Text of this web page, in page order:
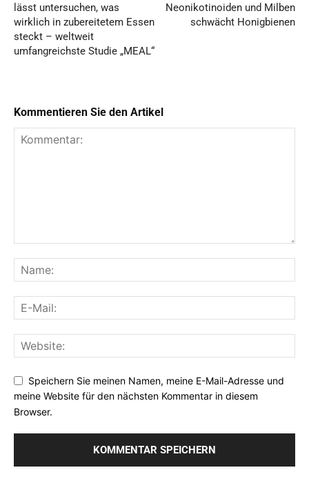
lässt untersuchen, was
wirklich in zubereitetem Essen
steckt – weltweit
umfangreichste Studie „MEAL“
Neonikotinoiden und Milben
schwächt Honigbienen
Kommentieren Sie den Artikel
Speichern Sie meinen Namen, meine E-Mail-Adresse und
meine Website für den nächsten Kommentar in diesem
Browser.